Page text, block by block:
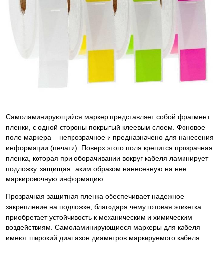
Самоламинирующийся маркер представляет собой фрагмент
пленки, с одной стороны покрытый клеевым слоем. Фоновое
поле маркера – непрозрачное и предназначено для нанесения
информации (печати). Поверх этого поля крепится прозрачная
пленка, которая при оборачивании вокруг кабеля ламинирует
подложку, защищая таким образом нанесенную на нее
маркировочную информацию.
Прозрачная защитная пленка обеспечивает надежное
закрепление на подложке, благодаря чему готовая этикетка
приобретает устойчивость к механическим и химическим
воздействиям. Самоламинирующиеся маркеры для кабеля
имеют широкий диапазон диаметров маркируемого кабеля.